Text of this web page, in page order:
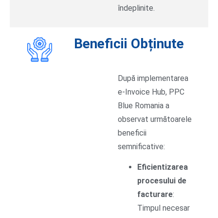
îndeplinite.
Beneficii Obținute
După implementarea
e-Invoice Hub, PPC
Blue Romania a
observat următoarele
beneficii
semnificative:
Eficientizarea
procesului de
facturare:
Timpul necesar